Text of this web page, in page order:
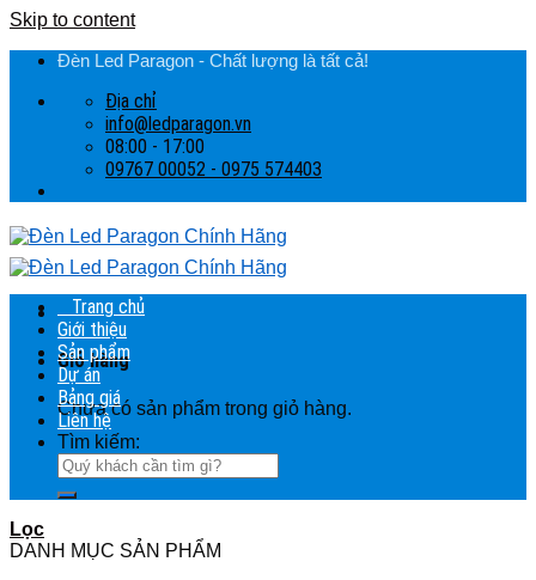
Skip to content
Đèn Led Paragon - Chất lượng là tất cả!
Địa chỉ
info@ledparagon.vn
08:00 - 17:00
09767 00052 - 0975 574403
Giỏ hàng
Chưa có sản phẩm trong giỏ hàng.
Trang chủ
Giới thiệu
Sản phẩm
Dự án
Bảng giá
Liên hệ
Tìm kiếm:
Lọc
DANH MỤC SẢN PHẨM